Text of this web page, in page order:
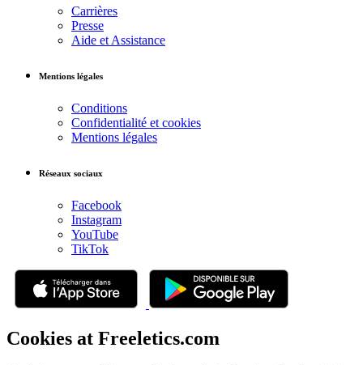
Carrières
Presse
Aide et Assistance
Mentions légales
Conditions
Confidentialité et cookies
Mentions légales
Réseaux sociaux
Facebook
Instagram
YouTube
TikTok
Cookies at Freeletics.com